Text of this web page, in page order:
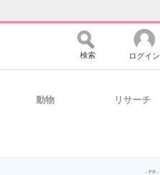
検索 ログイン
動物 リサーチ
- PR -